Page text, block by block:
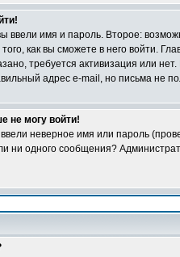
ввели имя и пароль. Второе:
как вы сможете в него войти.
требуется активизация или
адрес e-mail, но письма не
не могу войти!
неверное имя или пароль
ни одного сообщения?